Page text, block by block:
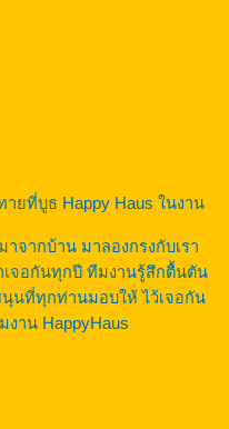
ที่บูธ Happy Haus ในงาน
จากบ้าน มาลองกรงกับเรา
เจอกันทุกปี ทีมงานรู้สึกตื้นตัน
นที่ทุกท่านมอบให้ ไว้เจอกัน
าน HappyHaus